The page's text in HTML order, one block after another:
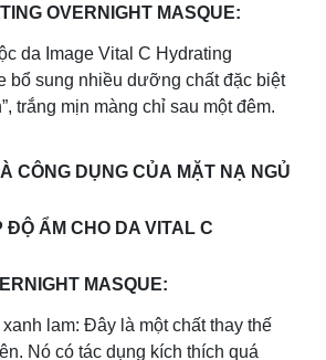
OVERNIGHT MASQUE:
da Image Vital C Hydrating
bổ sung nhiều dưỡng chất đặc biệt
trắng mịn màng chỉ sau một đêm.
CÔNG DỤNG CỦA MẶT NẠ NGỦ
ĐỘ ẨM CHO DA VITAL C
MASQUE:
lam: Đây là một chất thay thế
Nó có tác dụng kích thích quá